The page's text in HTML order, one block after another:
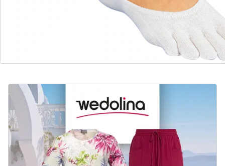
duurzaam geproduceerd en eerlijk geprijsd.
Nu ontdekken
Ontdek de passende outfit van wedolina voor elke
schoen